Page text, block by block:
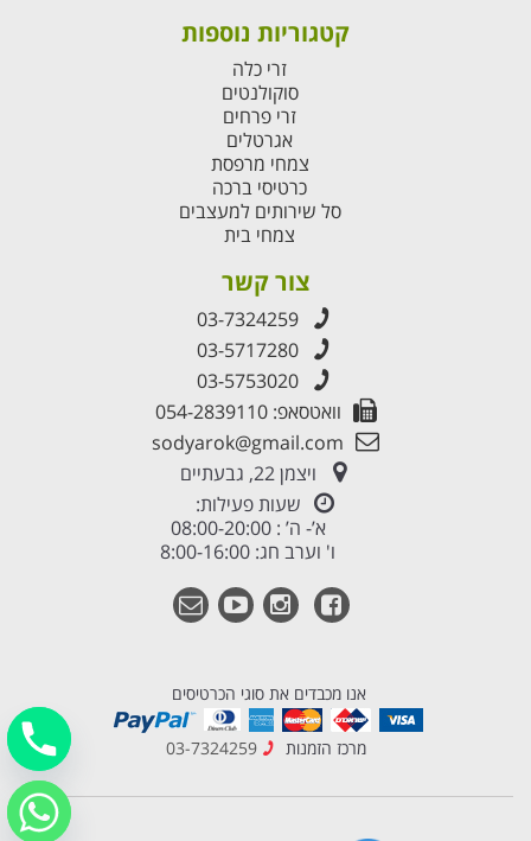
קטגוריות נוספות
זרי כלה
סוקולנטים
זרי פרחים
אגרטלים
צמחי מרפסת
כרטיסי ברכה
סל שירותים למעצבים
צמחי בית
צור קשר
03-7324259
03-5717280
03-5753020
וואטסאפ: 054-2839110
sodyarok@gmail.com
ויצמן 22, גבעתיים
שעות פעילות:
א’- ה’ : 08:00-20:00
ו' וערב חג: 8:00-16:00
אנו מכבדים את סוגי הכרטיסים
מרכז הזמנות 03-7324259